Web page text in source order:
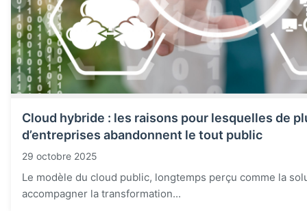
Cloud hybride : les raisons pour lesquelles de
d’entreprises abandonnent le tout public
29 octobre 2025
Le modèle du cloud public, longtemps perçu comme la
accompagner la transformation...